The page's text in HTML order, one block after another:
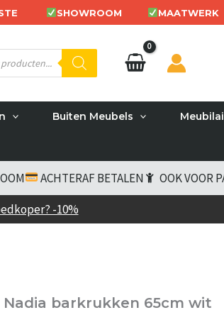
SHOWROOM MAATWERK
Buiten Meubels
ACHTERAF BETALEN
OOK VOOR
-10%
Nadia barkrukken 65cm wit